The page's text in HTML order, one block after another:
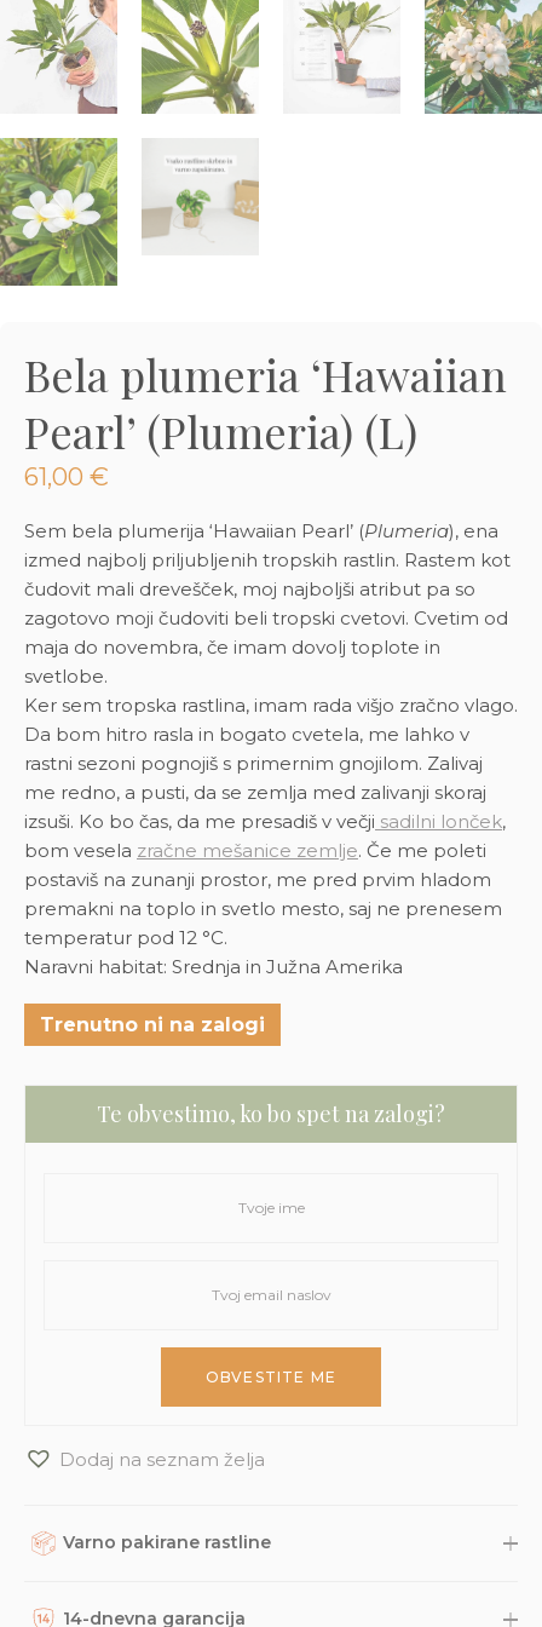
Bela plumeria ‘Hawaiian
Pearl’ (Plumeria) (L)
61,00 €
Sem bela plumerija ‘Hawaiian Pearl’ (Plumeria), ena
izmed najbolj priljubljenih tropskih rastlin. Rastem kot
čudovit mali drevešček, moj najboljši atribut pa so
zagotovo moji čudoviti beli tropski cvetovi. Cvetim od
maja do novembra, če imam dovolj toplote in
svetlobe.
Ker sem tropska rastlina, imam rada višjo zračno vlago.
Da bom hitro rasla in bogato cvetela, me lahko v
rastni sezoni pognojiš s primernim gnojilom. Zalivaj
me redno, a pusti, da se zemlja med zalivanji skoraj
izsuši. Ko bo čas, da me presadiš v večji sadilni lonček,
bom vesela zračne mešanice zemlje. Če me poleti
postaviš na zunanji prostor, me pred prvim hladom
premakni na toplo in svetlo mesto, saj ne prenesem
temperatur pod 12 °C.
Naravni habitat: Srednja in Južna Amerika
Trenutno ni na zalogi
Te obvestimo, ko bo spet na zalogi?
Dodaj na seznam želja
Varno pakirane rastline
zapakiramo v varno in trajnostno embalažo. Nato so naravnost
14-dnevna garancija
€
Dodaj v košarico
Preberi prispevek